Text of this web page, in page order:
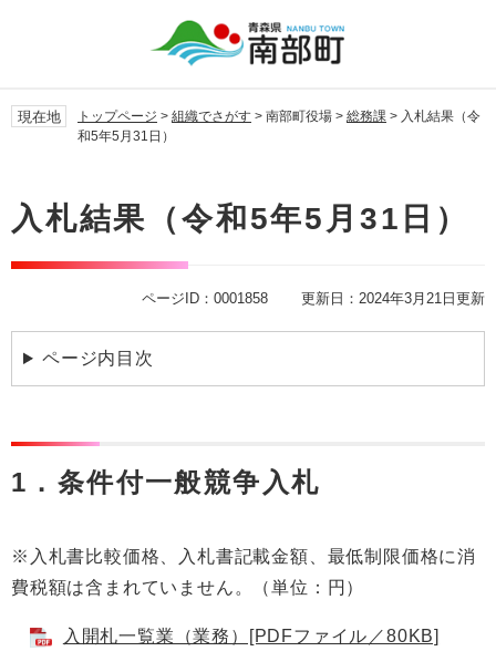
先
頭
を
飛
へ
現在地 トップページ > 組織でさがす > 南部町役場 > 総務課 > 入札結果（令
和5年5月31日）
文
入札結果（令和5年5月31日）
ページID：0001858 更新日：2024年3月21日更新
ページ内目次
1．条件付一般競争入札
※入札書比較価格、入札書記載金額、最低制限価格に消
費税額は含まれていません。（単位：円）
入開札一覧業（業務）[PDFファイル／80KB]